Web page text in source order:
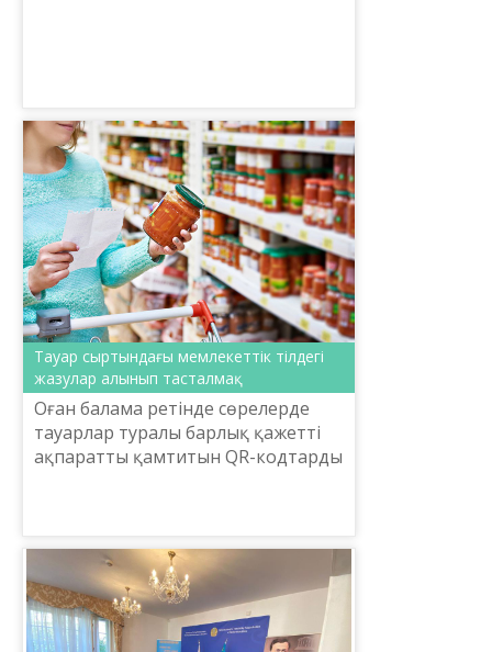
Тауар сыртындағы мемлекеттік тілдегі
жазулар алынып тасталмақ
Оған балама ретінде сөрелерде
тауарлар туралы барлық қажетті
ақпаратты қамтитын QR-кодтарды